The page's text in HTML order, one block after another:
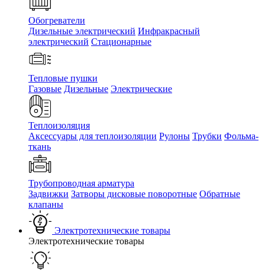
Обогреватели
Дизельные электрический Инфракрасный
электрический Стационарные
Тепловые пушки
Газовые Дизельные Электрические
Теплоизоляция
Аксессуары для теплоизоляции Рулоны Трубки Фольма-
ткань
Трубопроводная арматура
Задвижки Затворы дисковые поворотные Обратные
клапаны
Электротехнические товары
Электротехнические товары